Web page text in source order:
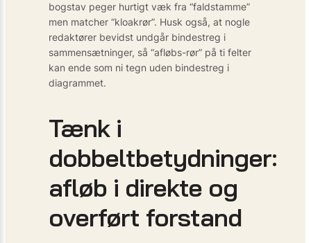
bogstav peger hurtigt væk fra “faldstamme”
men matcher “kloakrør”. Husk også, at nogle
redaktører bevidst undgår bindestreg i
sammensætninger, så “afløbs-rør” på ti felter
kan ende som ni tegn uden bindestreg i
diagrammet.
Tænk i
dobbeltbetydninger:
afløb i direkte og
overført forstand